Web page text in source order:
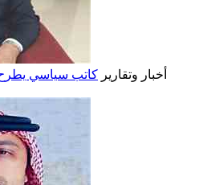
أخبار وتقارير كاتب سياسي يطرح